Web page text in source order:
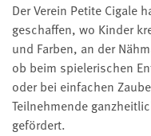
Der Verein Petite Cigale
geschaffen, wo Kinder
und Farben, an der
ob beim spielerischen
oder bei einfachen
Teilnehmende
gefördert.